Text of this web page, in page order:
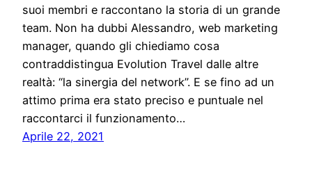
suoi membri e raccontano la storia di un grande
team. Non ha dubbi Alessandro, web marketing
manager, quando gli chiediamo cosa
contraddistingua Evolution Travel dalle altre
realtà: “la sinergia del network”. E se fino ad un
attimo prima era stato preciso e puntuale nel
raccontarci il funzionamento…
Aprile 22, 2021